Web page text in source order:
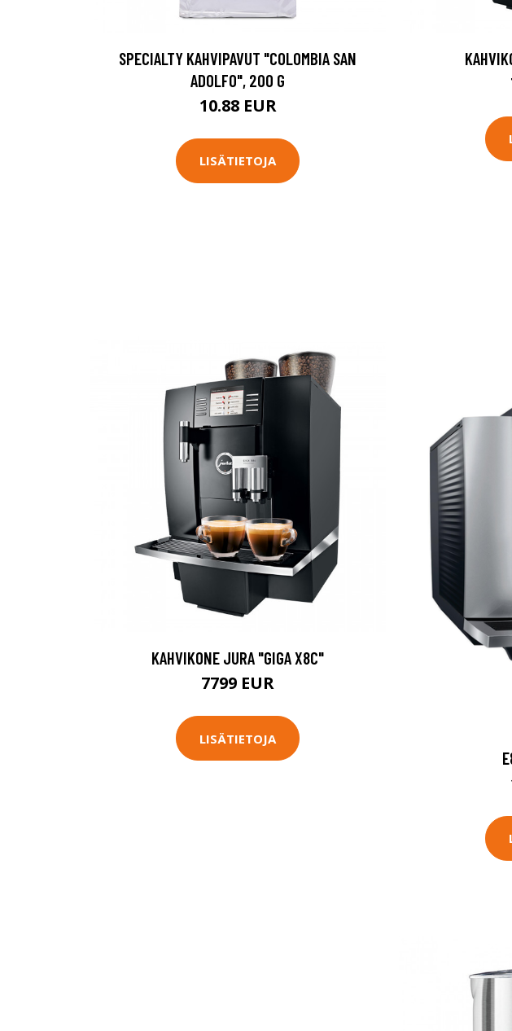
SPECIALTY KAHVIPAVUT "COLOMBIA SAN
ADOLFO", 200 G
10.88 EUR
LISÄTIETOJA
KAHVIKONE JURA "GIGA X8C"
7799 EUR
LISÄTIETOJA